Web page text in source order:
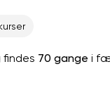
findes 70 gange i